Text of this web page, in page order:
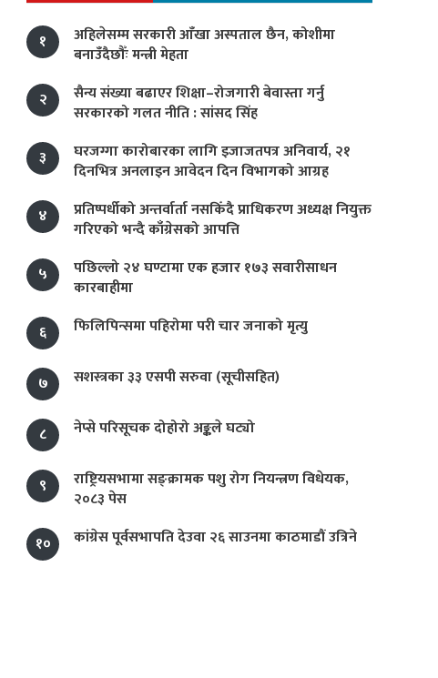
१
अहिलेसम्म सरकारी आँखा अस्पताल छैन, कोशीमा
बनाउँदैछौँः मन्त्री मेहता
२
सैन्य संख्या बढाएर शिक्षा–रोजगारी बेवास्ता गर्नु
सरकारको गलत नीति : सांसद सिंह
३
घरजग्गा कारोबारका लागि इजाजतपत्र अनिवार्य, २१
दिनभित्र अनलाइन आवेदन दिन विभागको आग्रह
४
प्रतिष्पर्धीको अन्तर्वार्ता नसकिँदै प्राधिकरण अध्यक्ष नियुक्त
गरिएको भन्दै काँग्रेसको आपत्ति
५
पछिल्लो २४ घण्टामा एक हजार १७३ सवारीसाधन
कारबाहीमा
६
फिलिपिन्समा पहिरोमा परी चार जनाको मृत्यु
७ सशस्त्रका ३३ एसपी सरुवा (सूचीसहित)
८ नेप्से परिसूचक दोहोरो अङ्कले घट्यो
९
राष्ट्रियसभामा सङ्क्रामक पशु रोग नियन्त्रण विधेयक,
२०८३ पेस
१०
कांग्रेस पूर्वसभापति देउवा २६ साउनमा काठमाडौं उत्रिने